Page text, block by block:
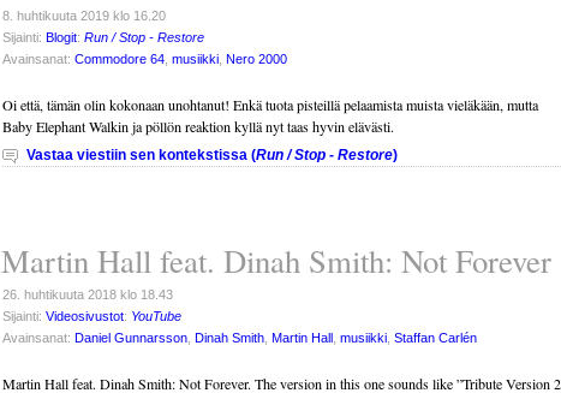
8. huhtikuuta 2019 klo 16.20
Sijainti: Blogit: Run / Stop - Restore
Avainsanat: Commodore 64, musiikki, Nero 2000
Oi että, tämän olin kokonaan unohtanut! Enkä tuota pisteillä pelaamista muista vieläkään, mutta
Baby Elephant Walkin ja pöllön reaktion kyllä nyt taas hyvin elävästi.
Vastaa viestiin sen kontekstissa (Run / Stop - Restore)
Martin Hall feat. Dinah Smith: Not Forever
26. huhtikuuta 2018 klo 18.43
Sijainti: Videosivustot: YouTube
Avainsanat: Daniel Gunnarsson, Dinah Smith, Martin Hall musiikki, Staffan Carlén
Martin Hall feat. Dinah Smith: Not Forever. The version in this one sounds like ”Tribute Version